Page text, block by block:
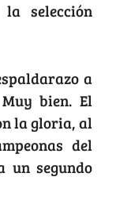
selección
a
bien. El
la gloria, al
del
un segundo